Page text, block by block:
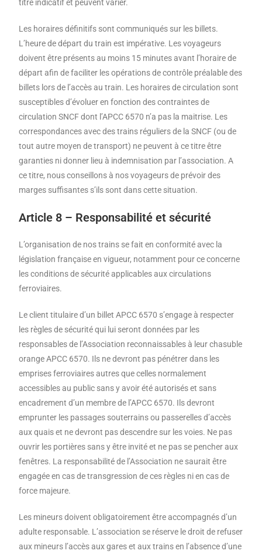
titre indicatif et peuvent varier.
Les horaires définitifs sont communiqués sur les billets.
L’heure de départ du train est impérative. Les voyageurs
doivent être présents au moins 15 minutes avant l’horaire de
départ afin de faciliter les opérations de contrôle préalable des
billets lors de l’accès au train. Les horaires de circulation sont
susceptibles d’évoluer en fonction des contraintes de
circulation SNCF dont l’APCC 6570 n’a pas la maitrise. Les
correspondances avec des trains réguliers de la SNCF (ou de
tout autre moyen de transport) ne peuvent à ce titre être
garanties ni donner lieu à indemnisation par l’association. A
ce titre, nous conseillons à nos voyageurs de prévoir des
marges suffisantes s’ils sont dans cette situation.
Article 8 – Responsabilité et sécurité
L’organisation de nos trains se fait en conformité avec la
législation française en vigueur, notamment pour ce concerne
les conditions de sécurité applicables aux circulations
ferroviaires.
Le client titulaire d’un billet APCC 6570 s’engage à respecter
les règles de sécurité qui lui seront données par les
responsables de l’Association reconnaissables à leur chasuble
orange APCC 6570. Ils ne devront pas pénétrer dans les
emprises ferroviaires autres que celles normalement
accessibles au public sans y avoir été autorisés et sans
encadrement d’un membre de l’APCC 6570. Ils devront
emprunter les passages souterrains ou passerelles d’accès
aux quais et ne devront pas descendre sur les voies. Ne pas
ouvrir les portières sans y être invité et ne pas se pencher aux
fenêtres. La responsabilité de l’Association ne saurait être
engagée en cas de transgression de ces règles ni en cas de
force majeure.
Les mineurs doivent obligatoirement être accompagnés d’un
adulte responsable. L’association se réserve le droit de refuser
aux mineurs l’accès aux gares et aux trains en l’absence d’une